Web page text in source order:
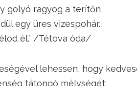
ragyog a terítőn,
egy üres vizespohár.
él.” /Tétova óda/
lehessen, hogy
tátongó mélységét: